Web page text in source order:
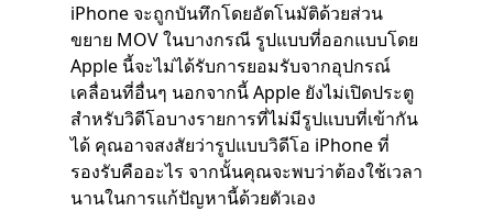
iPhone จะถูกบันทึกโดยอัตโนมัติด้วยส่วน
ขยาย MOV ในบางกรณี รูปแบบที่ออกแบบโดย
Apple นี้จะไม่ได้รับการยอมรับจากอุปกรณ์
เคลื่อนที่อื่นๆ นอกจากนี้ Apple ยังไม่เปิดประตู
สำหรับวิดีโอบางรายการที่ไม่มีรูปแบบที่เข้ากัน
ได้ คุณอาจสงสัยว่ารูปแบบวิดีโอ iPhone ที่
รองรับคืออะไร จากนั้นคุณจะพบว่าต้องใช้เวลา
นานในการแก้ปัญหานี้ด้วยตัวเอง